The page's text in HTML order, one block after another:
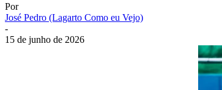
Por
José Pedro (Lagarto Como eu Vejo)
-
15 de junho de 2026